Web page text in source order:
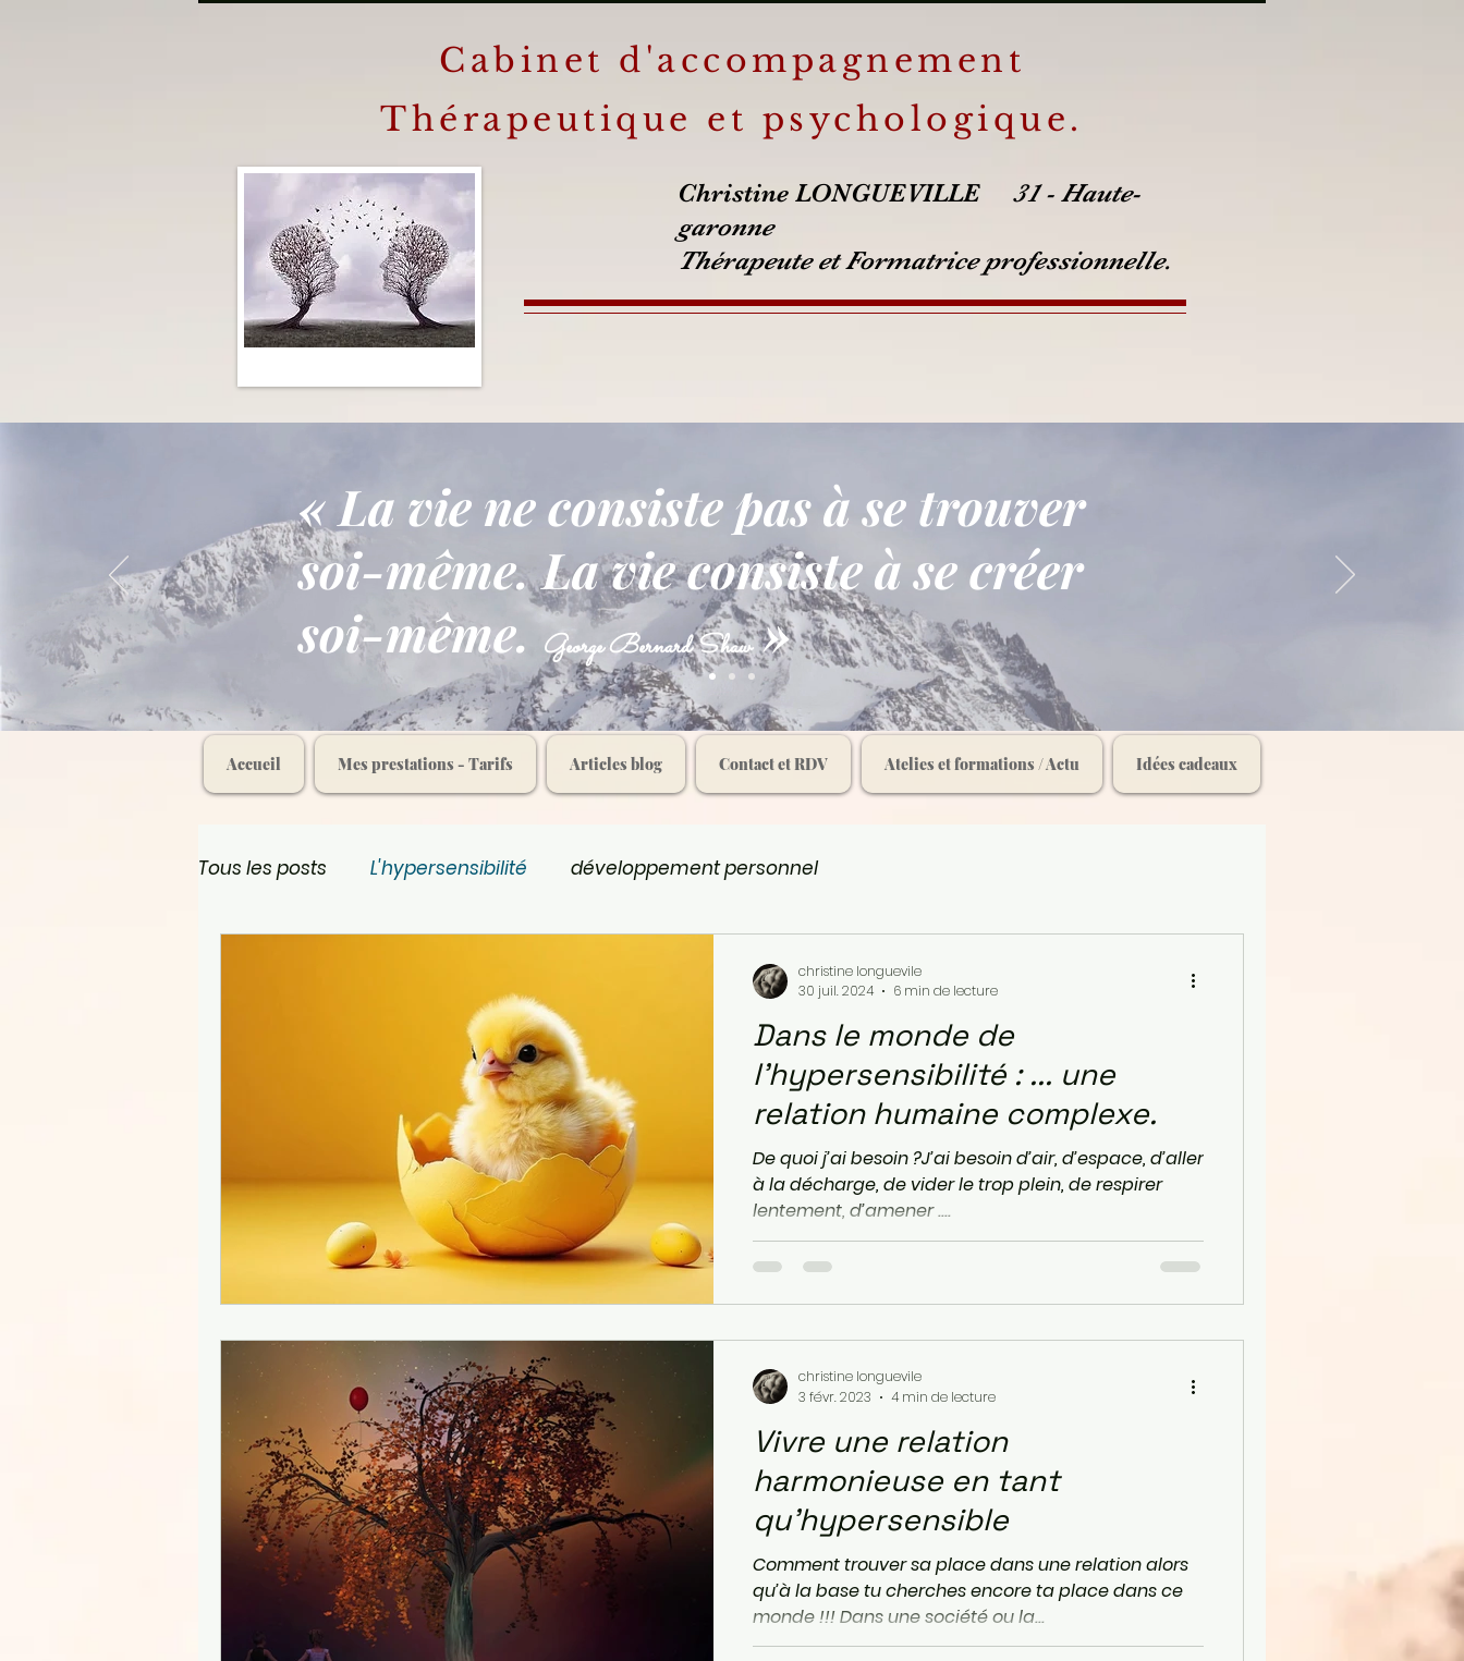
Cabinet d'accompagnement
Thérapeutique et psychologique.
Christine LONGUEVILLE 31 - Haute-
garonne
Thérapeute et Formatrice professionnelle.
« La vie ne consiste pas à se trouver
soi-même. La vie consiste à se créer
soi-même.George Bernard Shaw»
Accueil Mes prestations - Tarifs Articles blog Contact et RDV Atelies et formations / Actu Idées cadeaux
Tous les posts L'hypersensibilité développement personnel
Dans le monde de
l'hypersensibilité : ... une
relation humaine complexe.
De quoi j’ai besoin ?J’ai besoin d’air, d’espace, d’aller
à la décharge, de vider le trop plein, de respirer
lentement, d’amener ....
christine longuevile
30 juil. 2024
6 min de lecture
Vivre une relation
harmonieuse en tant
qu'hypersensible
Comment trouver sa place dans une relation alors
qu’à la base tu cherches encore ta place dans ce
monde !!! Dans une société ou la...
christine longuevile
3 févr. 2023
4 min de lecture